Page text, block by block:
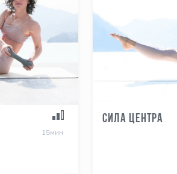
15мин
Сила центра